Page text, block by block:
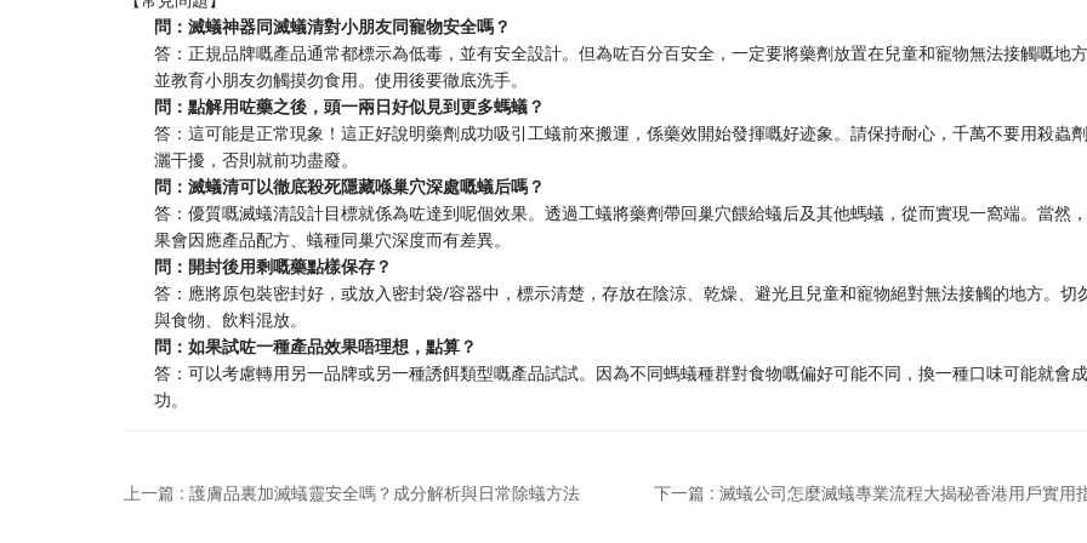
​問：滅蟻神器同滅蟻清對小朋友同寵物安全嗎？​
答：正規品牌嘅產品通常都標示為低毒，並有安全設計。但為咗百分百安全，一定要將藥劑放置在兒童和寵物無法接觸嘅地方
並教育小朋友勿觸摸勿食用。使用後要徹底洗手。
​問：點解用咗藥之後，頭一兩日好似見到更多螞蟻？​
答：這可能是正常現象！這正好說明藥劑成功吸引工蟻前來搬運，係藥效開始發揮嘅好迹象。請保持耐心，千萬不要用殺蟲
灑干擾，否則就前功盡廢。
​問：滅蟻清可以徹底殺死隱藏喺巢穴深處嘅蟻后嗎？​
答：優質嘅滅蟻清設計目標就係為咗達到呢個效果。透過工蟻將藥劑帶回巢穴餵給蟻后及其他螞蟻，從而實現一窩端。當然
果會因應產品配方、蟻種同巢穴深度而有差異。
​問：開封後用剩嘅藥點樣保存？​
答：應將原包裝密封好，或放入密封袋/容器中，標示清楚，存放在陰涼、乾燥、避光且兒童和寵物絕對無法接觸的地方。切
與食物、飲料混放。
​問：如果試咗一種產品效果唔理想，點算？​
答：可以考慮轉用另一品牌或另一種誘餌類型嘅產品試試。因為不同螞蟻種群對食物嘅偏好可能不同，換一種口味可能就會成
功。
上一篇 : 護膚品裏加滅蟻靈安全嗎？成分解析與日常除蟻方法 下一篇 : 滅蟻公司怎麼滅蟻專業流程大揭秘香港用戶實用